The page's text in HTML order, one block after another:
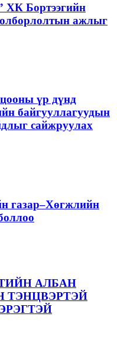
ХК Бортээгийн
ажлыг
үр дүнд
байгууллагуудын
сайжруулах
газар–Хөгжлийн
АЛБАН
ТЭНЦВЭРТЭЙ